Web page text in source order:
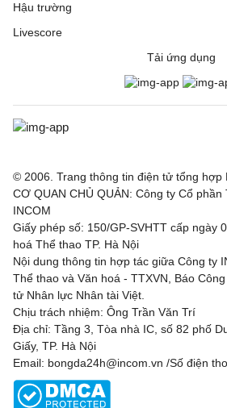
Hậu trường
Livescore
Tải ứng dụng
© 2006. Trang thông tin điện tử tổng hợp
CƠ QUAN CHỦ QUẢN: Công ty Cổ
INCOM
Giấy phép số: 150/GP-SVHTT cấp ngày
hoá Thể thao TP. Hà Nội
Nội dung thông tin hợp tác giữa Công ty
Thể thao và Văn hoá - TTXVN, Báo
tử Nhân lực Nhân tài Việt.
Chịu trách nhiệm: Ông Trần Văn Trí
Địa chỉ: Tầng 3, Tòa nhà IC, số 82 phố
Giấy, TP. Hà Nội
Email: bongda24h@incom.vn /Số điện